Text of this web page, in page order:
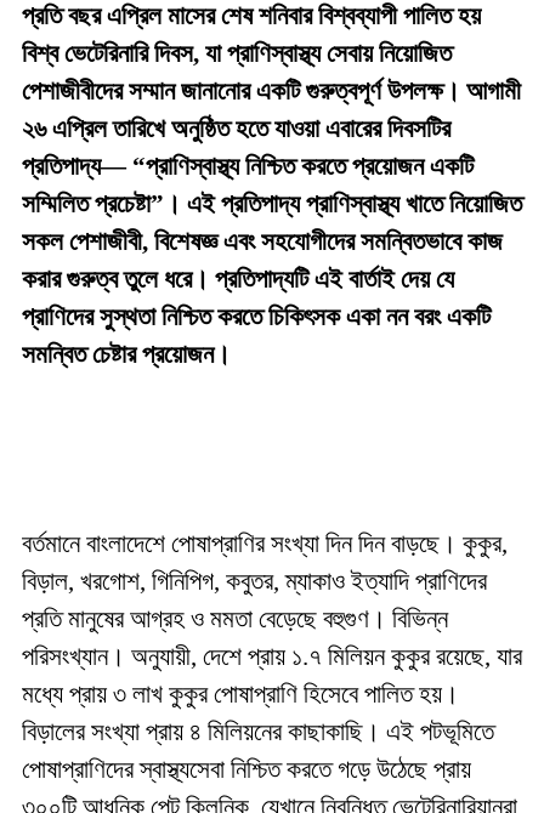
প্রতি বছর এপ্রিল মাসের শেষ শনিবার বিশ্বব্যাপী পালিত হয়
বিশ্ব ভেটেরিনারি দিবস, যা প্রাণিস্বাস্থ্য সেবায় নিয়োজিত
পেশাজীবীদের সম্মান জানানোর একটি গুরুত্বপূর্ণ উপলক্ষ। আগামী
২৬ এপ্রিল তারিখে অনুষ্ঠিত হতে যাওয়া এবারের দিবসটির
প্রতিপাদ্য— “প্রাণিস্বাস্থ্য নিশ্চিত করতে প্রয়োজন একটি
সম্মিলিত প্রচেষ্টা”। এই প্রতিপাদ্য প্রাণিস্বাস্থ্য খাতে নিয়োজিত
সকল পেশাজীবী, বিশেষজ্ঞ এবং সহযোগীদের সমন্বিতভাবে কাজ
করার গুরুত্ব তুলে ধরে। প্রতিপাদ্যটি এই বার্তাই দেয় যে
প্রাণিদের সুস্থতা নিশ্চিত করতে চিকিৎসক একা নন বরং একটি
সমন্বিত চেষ্টার প্রয়োজন।
বর্তমানে বাংলাদেশে পোষাপ্রাণির সংখ্যা দিন দিন বাড়ছে। কুকুর,
বিড়াল, খরগোশ, গিনিপিগ, কবুতর, ম্যাকাও ইত্যাদি প্রাণিদের
প্রতি মানুষের আগ্রহ ও মমতা বেড়েছে বহুগুণ। বিভিন্ন
পরিসংখ্যান। অনুযায়ী, দেশে প্রায় ১.৭ মিলিয়ন কুকুর রয়েছে, যার
মধ্যে প্রায় ৩ লাখ কুকুর পোষাপ্রাণি হিসেবে পালিত হয়।
বিড়ালের সংখ্যা প্রায় ৪ মিলিয়নের কাছাকাছি। এই পটভূমিতে
পোষাপ্রাণিদের স্বাস্থ্যসেবা নিশ্চিত করতে গড়ে উঠেছে প্রায়
৩০০টি আধুনিক পেট ক্লিনিক, যেখানে নিবন্ধিত ভেটেরিনারিয়ানরা